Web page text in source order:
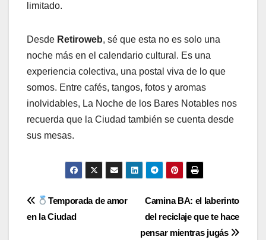
limitado.
Desde Retiroweb, sé que esta no es solo una
noche más en el calendario cultural. Es una
experiencia colectiva, una postal viva de lo que
somos. Entre cafés, tangos, fotos y aromas
inolvidables, La Noche de los Bares Notables nos
recuerda que la Ciudad también se cuenta desde
sus mesas.
Navegación
Camina BA: el laberinto
del reciclaje que te hace
pensar mientras jugás
Temporada de amor
en la Ciudad